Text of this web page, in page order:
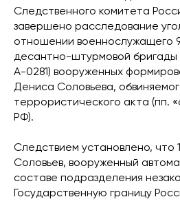
Следственного комитета
завершено расследование
отношении военнослужащего
десантно-штурмовой бригады
А-0281) вооруженных
Дениса Соловьева,
террористического акта (пп.
РФ).
Следствием установлено, что
Соловьев, вооруженный
составе подразделения
Государственную границу